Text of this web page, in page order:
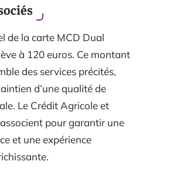
de la carte MCD Dual
à 120 euros. Ce montant
des services précités,
d’une qualité de
Le Crédit Agricole et
pour garantir une
et une expérience